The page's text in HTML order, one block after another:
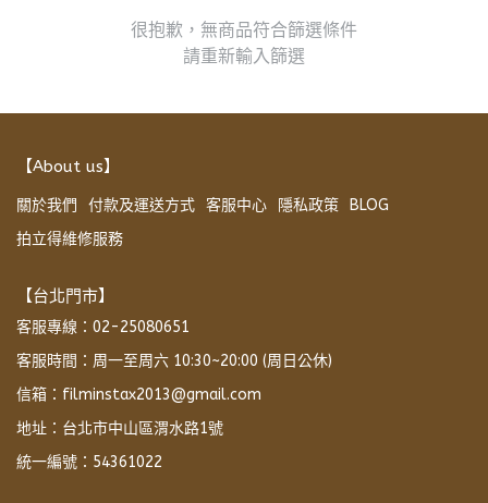
很抱歉，無商品符合篩選條件
請重新輸入篩選
【About us】
關於我們 付款及運送方式 客服中心 隱私政策
BLOG
拍立得維修服務
【台北門市】
客服專線：02-25080651
客服時間：周一至周六 10:30~20:00 (周日公休)
信箱：filminstax2013@gmail.com
地址：台北市中山區渭水路1號
統一編號：54361022